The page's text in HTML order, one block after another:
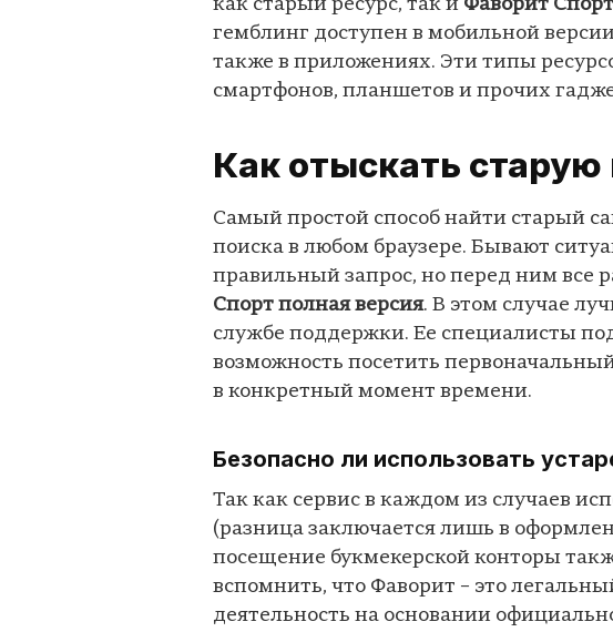
как старый ресурс, так и Фаворит
гемблинг доступен в мобильной
также в приложениях. Эти типы
смартфонов, планшетов и прочих
Как отыскать
Самый простой способ найти старый
поиска в любом браузере. Бывают
правильный запрос, но перед ним все
Спорт полная версия. В этом случае
службе поддержки. Ее специалисты
возможность посетить
в конкретный момент времени.
Безопасно ли использовать
Так как сервис в каждом из случаев
(разница заключается лишь в
посещение букмекерской конторы
вспомнить, что Фаворит – это
деятельность на основании